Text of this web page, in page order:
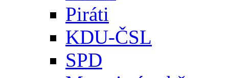
Piráti
KDU-ČSL
SPD